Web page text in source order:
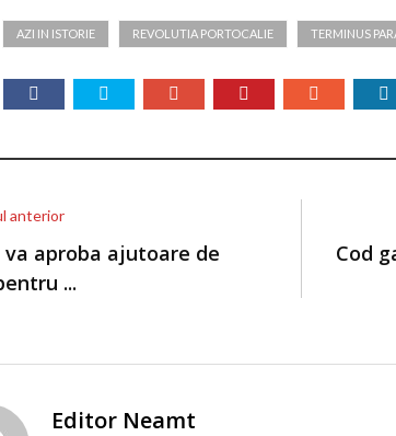
AZI IN ISTORIE REVOLUTIA PORTOCALIE TERMINUS
anterior
va aproba ajutoare de
...
Cod
Editor Neamt